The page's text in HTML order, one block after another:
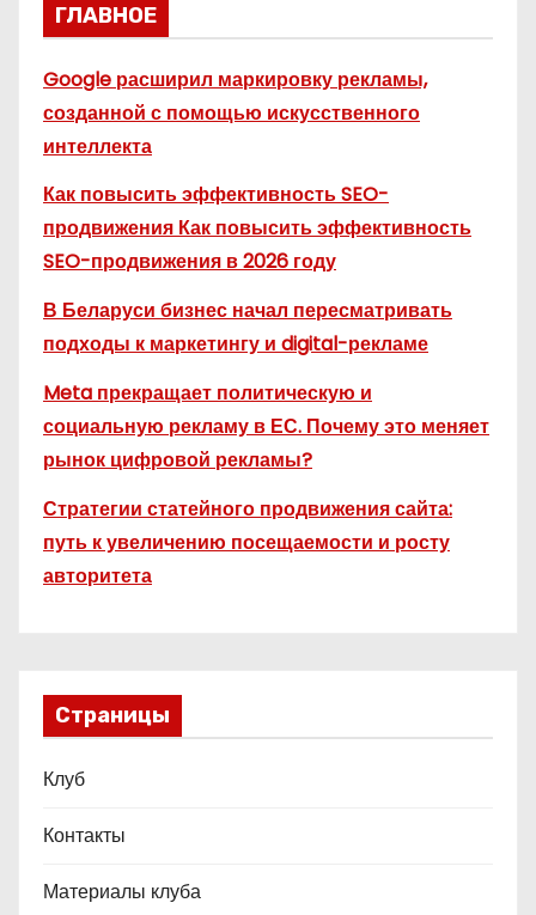
ГЛАВНОЕ
Google расширил маркировку рекламы,
созданной с помощью искусственного
интеллекта
Как повысить эффективность SEO-
продвижения Как повысить эффективность
SEO-продвижения в 2026 году
В Беларуси бизнес начал пересматривать
подходы к маркетингу и digital-рекламе
Meta прекращает политическую и
социальную рекламу в ЕС. Почему это меняет
рынок цифровой рекламы?
Стратегии статейного продвижения сайта:
путь к увеличению посещаемости и росту
авторитета
Страницы
Клуб
Контакты
Материалы клуба